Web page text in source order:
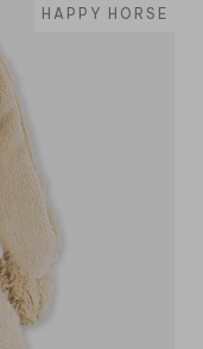
HAPPY HORSE